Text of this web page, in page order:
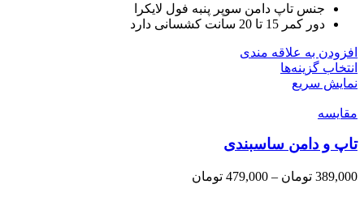
جنس تاپ دامن سوپر پنبه فول لایکرا
دور کمر 15 تا 20 سانت کشسانی دارد
افزودن به علاقه مندی
انتخاب گزینه‌ها
می
گزینه
نمایش سریع
مقايسه
تاپ و دامن ساسبندی
389,000 تومان –
479,000 تومان